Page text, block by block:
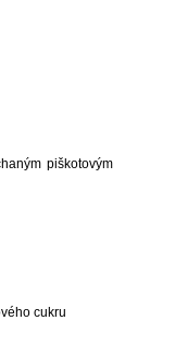
piškotovým
cukru